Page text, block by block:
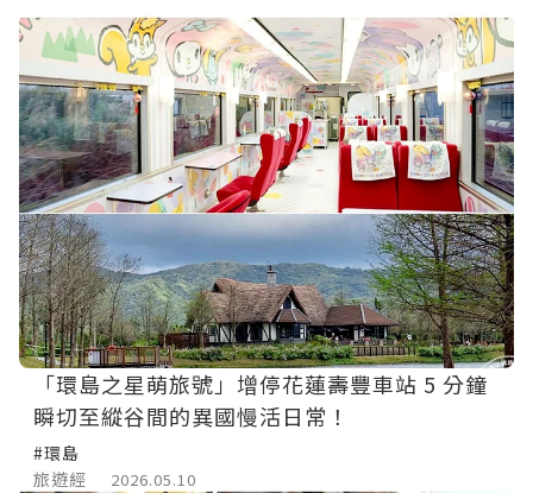
「環島之星萌旅號」增停花蓮壽豐車站 5 分鐘
瞬切至縱谷間的異國慢活日常！
#環島
旅遊經
2026.05.10